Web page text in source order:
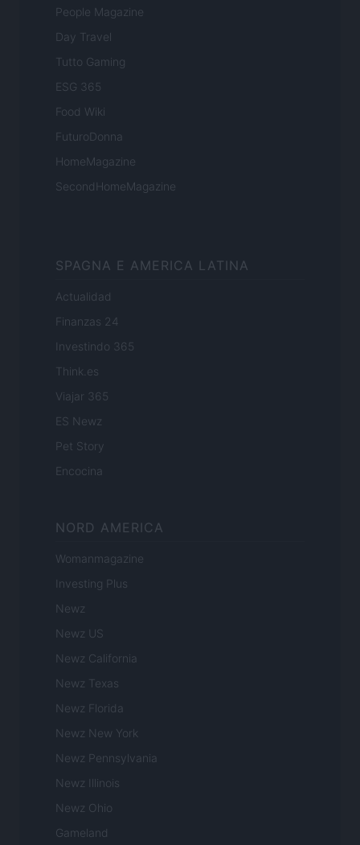
People Magazine
Day Travel
Tutto Gaming
ESG 365
Food Wiki
FuturoDonna
HomeMagazine
SecondHomeMagazine
SPAGNA E AMERICA LATINA
Actualidad
Finanzas 24
Investindo 365
Think.es
Viajar 365
ES Newz
Pet Story
Encocina
NORD AMERICA
Womanmagazine
Investing Plus
Newz
Newz US
Newz California
Newz Texas
Newz Florida
Newz New York
Newz Pennsylvania
Newz Illinois
Newz Ohio
Gameland